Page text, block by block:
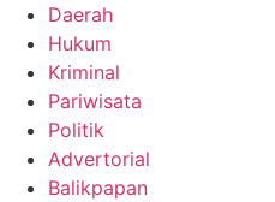
Daerah
Hukum
Kriminal
Pariwisata
Politik
Advertorial
Balikpapan